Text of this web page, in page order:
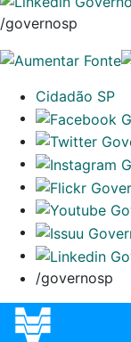
/governosp
Cidadão SP
/governosp